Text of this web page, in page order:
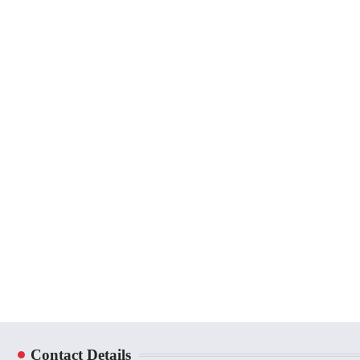
Contact Details